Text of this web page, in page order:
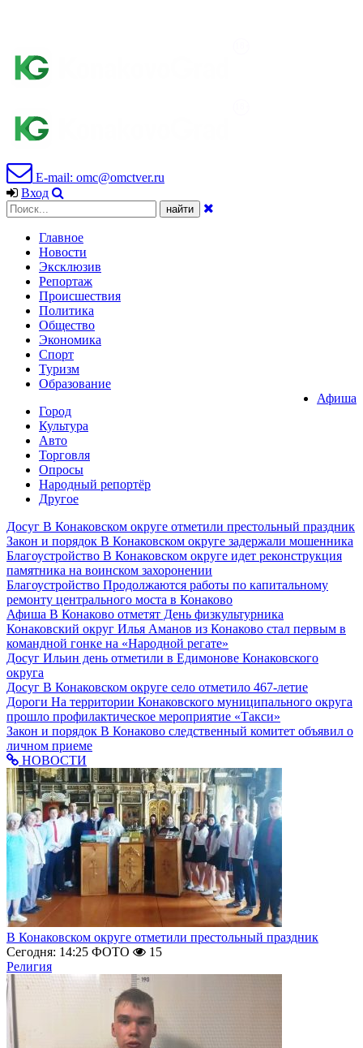
E-mail: omc@omctver.ru
Вход
Главное
Новости
Эксклюзив
Репортаж
Происшествия
Политика
Общество
Экономика
Спорт
Туризм
Образование
Афиша
Город
Культура
Авто
Торговля
Опросы
Народный репортёр
Другое
Досуг В Конаковском округе отметили престольный праздник
Закон и порядок В Конаковском округе задержали мошенника
Благоустройство В Конаковском округе идет реконструкция
памятника на воинском захоронении
Благоустройство Продолжаются работы по капитальному
ремонту центрального моста в Конаково
Афиша В Конаково отметят День физкультурника
Конаковский округ Илья Аманов из Конаково стал первым в
командной гонке на «Народной регате»
Досуг Ильин день отметили в Едимонове Конаковского
округа
Досуг В Конаковском округе село отметило 467-летие
Дороги На территории Конаковского муниципального округа
прошло профилактическое мероприятие «Такси»
Закон и порядок В Конаково следственный комитет объявил о
личном приеме
НОВОСТИ
В Конаковском округе отметили престольный праздник
Сегодня: 14:25 ФОТО
15
Религия